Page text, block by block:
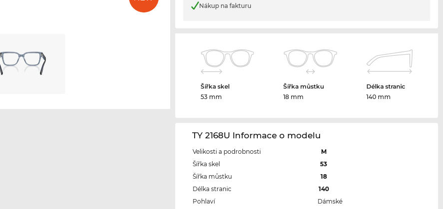
Nákup na fakturu
Šířka skel
53 mm
Šířka můstku
18 mm
Délka stranic
140 mm
TY 2168U Informace o modelu
Velikosti a podrobnosti
M
Šířka skel
53
Šířka můstku
18
Délka stranic
140
Pohlaví
Dámské